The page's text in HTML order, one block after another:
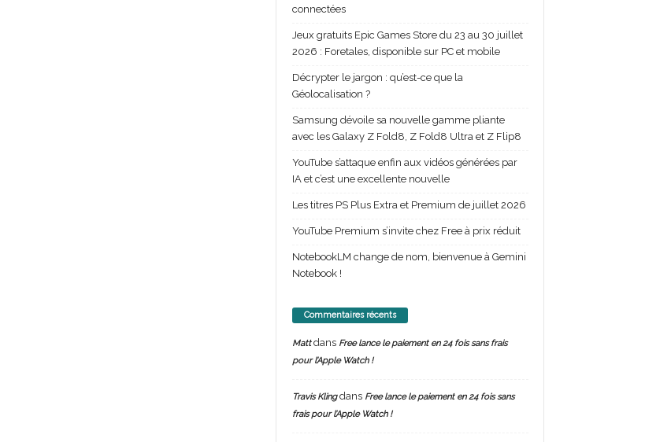
connectées
Jeux gratuits Epic Games Store du 23 au 30 juillet
2026 : Foretales, disponible sur PC et mobile
Décrypter le jargon : qu’est-ce que la
Géolocalisation ?
Samsung dévoile sa nouvelle gamme pliante
avec les Galaxy Z Fold8, Z Fold8 Ultra et Z Flip8
YouTube s’attaque enfin aux vidéos générées par
IA et c’est une excellente nouvelle
Les titres PS Plus Extra et Premium de juillet 2026
YouTube Premium s’invite chez Free à prix réduit
NotebookLM change de nom, bienvenue à Gemini
Notebook !
Commentaires récents
Mattdans Free lance le paiement en 24 fois sans frais
pour l’Apple Watch !
Travis Klingdans Free lance le paiement en 24 fois sans
frais pour l’Apple Watch !